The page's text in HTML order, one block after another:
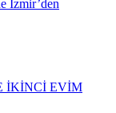
İzmir’den
İKİNCİ EVİM